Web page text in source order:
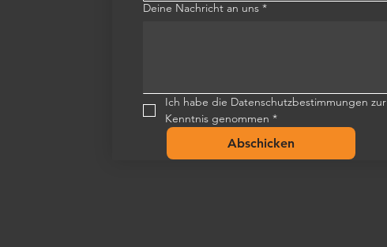
Deine Nachricht an uns *
Ich habe die Datenschutzbestimmungen zur
Kenntnis genommen *
Abschicken